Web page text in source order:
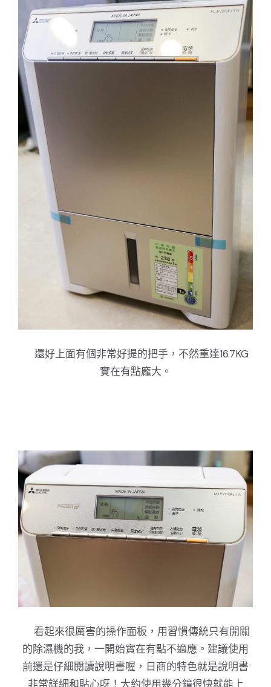
還好上面有個非常好提的把手，不然重達16.7KG
實在有點龐大。
看起來很厲害的操作面板，用習慣傳統只有開關
的除濕機的我，一開始實在有點不適應。建議使用
前還是仔細閱讀說明書喔，日商的特色就是說明書
非常詳細和貼心呀！大約使用幾分鐘很快就能上